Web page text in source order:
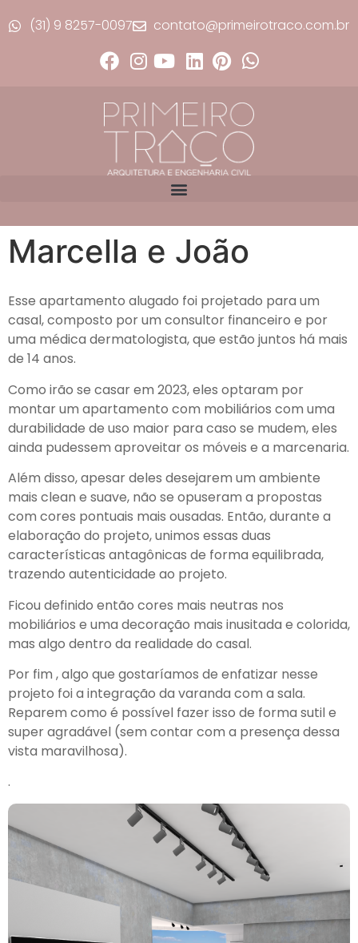
(31) 9 8257-0097 contato@primeirotraco.com.br
Marcella e João
Esse apartamento alugado foi projetado para um
casal, composto por um consultor financeiro e por
uma médica dermatologista, que estão juntos há mais
de 14 anos.
Como irão se casar em 2023, eles optaram por
montar um apartamento com mobiliários com uma
durabilidade de uso maior para caso se mudem, eles
ainda pudessem aproveitar os móveis e a marcenaria.
Além disso, apesar deles desejarem um ambiente
mais clean e suave, não se opuseram a propostas
com cores pontuais mais ousadas. Então, durante a
elaboração do projeto, unimos essas duas
características antagônicas de forma equilibrada,
trazendo autenticidade ao projeto.
Ficou definido então cores mais neutras nos
mobiliários e uma decoração mais inusitada e colorida,
mas algo dentro da realidade do casal.
Por fim , algo que gostaríamos de enfatizar nesse
projeto foi a integração da varanda com a sala.
Reparem como é possível fazer isso de forma sutil e
super agradável (sem contar com a presença dessa
vista maravilhosa).
.